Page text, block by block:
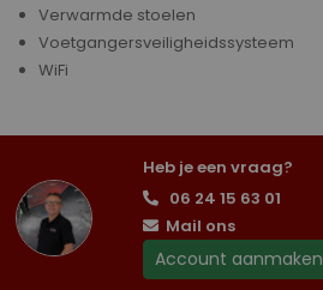
Verwarmde stoelen
Voetgangersveiligheidssysteem
WiFi
Heb je een vraag?
06 24 15 63 01
Mail ons
Account aanmaken